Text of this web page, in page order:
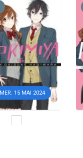
MER. 15 MAI 2024